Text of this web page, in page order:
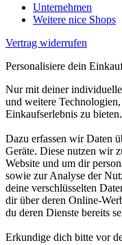
Unternehmen
Weitere nice Shops
Vertrag widerrufen
Personalisiere dein
Nur mit deiner
und weitere
Einkaufserlebnis zu bieten.
Dazu erfassen wir Daten
Geräte. Diese nutzen wir
Website und um dir
sowie zur Analyse der
deine verschlüsselten
dir über deren Online-
du deren Dienste bereits
Erkundige dich bitte vor